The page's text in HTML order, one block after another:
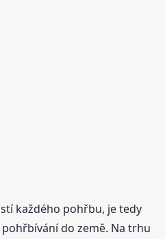
každého pohřbu, je tedy
do země. Na trhu